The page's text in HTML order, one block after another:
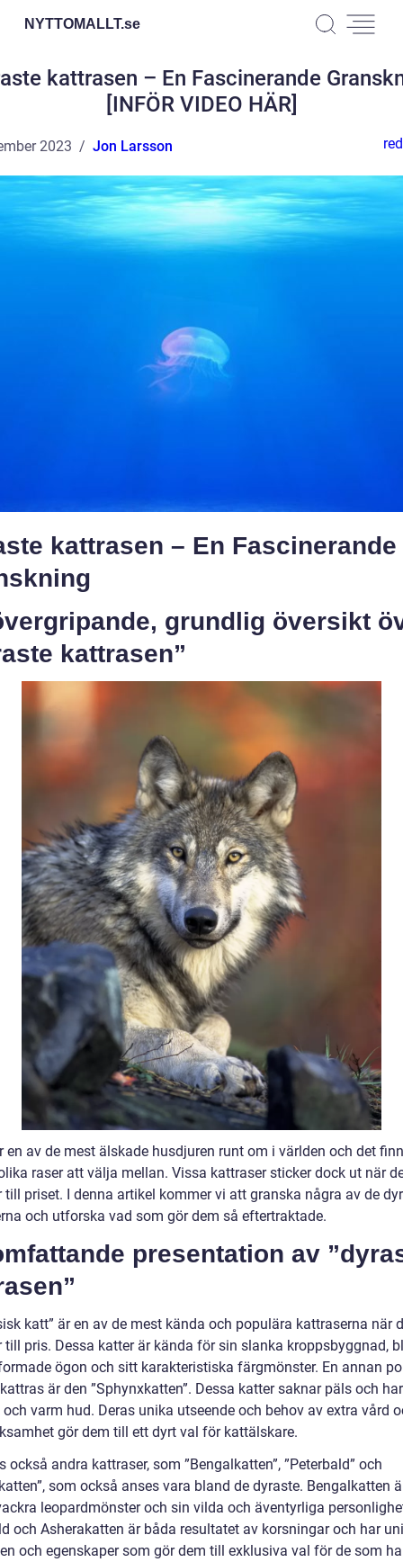
NYTTOMALLT.se
kattrasen – En Fascinerande
[INFÖR VIDEO HÄR]
2023 Jon Larsson
kattrasen – En Fascinerande
grundlig översikt
kattrasen”
en av de mest älskade husdjuren runt om i världen och det
raser att välja mellan. Vissa kattraser sticker dock ut när
till priset. I denna artikel kommer vi att granska några av de
och utforska vad som gör dem så eftertraktade.
presentation av
katt” är en av de mest kända och populära kattraserna när
till pris. Dessa katter är kända för sin slanka kroppsbyggnad,
ögon och sitt karakteristiska färgmönster. En annan
är den ”Sphynxkatten”. Dessa katter saknar päls och
varm hud. Deras unika utseende och behov av extra vård
gör dem till ett dyrt val för kattälskare.
också andra kattraser, som ”Bengalkatten”, ”Peterbald” och
som också anses vara bland de dyraste. Bengalkatten
leopardmönster och sin vilda och äventyrliga
och Asherakatten är båda resultatet av korsningar och har
och egenskaper som gör dem till exklusiva val för de som